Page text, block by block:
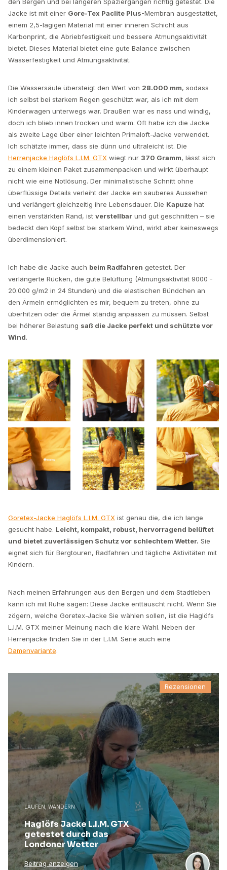
Jacke ist mit einer Gore-Tex Paclite Plus-Membran ausgestattet,
einem 2,5-lagigen Material mit einer inneren Schicht aus
Karbonprint, die Abriebfestigkeit und bessere Atmungsaktivität
bietet. Dieses Material bietet eine gute Balance zwischen
Wasserfestigkeit und Atmungsaktivität.
Die Wassersäule übersteigt den Wert von 28.000 mm, sodass
ich selbst bei starkem Regen geschützt war, als ich mit dem
Kinderwagen unterwegs war. Draußen war es nass und windig,
doch ich blieb innen trocken und warm. Oft habe ich die Jacke
als zweite Lage über einer leichten Primaloft-Jacke verwendet.
Ich schätzte immer, dass sie dünn und ultraleicht ist. Die
Herrenjacke Haglöfs L.I.M. GTX wiegt nur 370 Gramm, lässt sich
zu einem kleinen Paket zusammenpacken und wirkt überhaupt
nicht wie eine Notlösung. Der minimalistische Schnitt ohne
überflüssige Details verleiht der Jacke ein sauberes Aussehen
und verlängert gleichzeitig ihre Lebensdauer. Die Kapuze hat
einen verstärkten Rand, ist verstellbar und gut geschnitten – sie
bedeckt den Kopf selbst bei starkem Wind, wirkt aber keineswegs
überdimensioniert.
Ich habe die Jacke auch beim Radfahren getestet. Der
verlängerte Rücken, die gute Belüftung (Atmungsaktivität 9000 -
20.000 g/m2 in 24 Stunden) und die elastischen Bündchen an
den Ärmeln ermöglichten es mir, bequem zu treten, ohne zu
überhitzen oder die Ärmel ständig anpassen zu müssen. Selbst
bei höherer Belastung saß die Jacke perfekt und schützte vor
Wind.
Goretex-Jacke Haglöfs L.I.M. GTX ist genau die, die ich lange
gesucht habe. Leicht, kompakt, robust, hervorragend belüftet
und bietet zuverlässigen Schutz vor schlechtem Wetter. Sie
eignet sich für Bergtouren, Radfahren und tägliche Aktivitäten mit
Kindern.
Nach meinen Erfahrungen aus den Bergen und dem Stadtleben
kann ich mit Ruhe sagen: Diese Jacke enttäuscht nicht. Wenn Sie
zögern, welche Goretex-Jacke Sie wählen sollen, ist die Haglöfs
L.I.M. GTX meiner Meinung nach die klare Wahl. Neben der
Herrenjacke finden Sie in der L.I.M. Serie auch eine
Damenvariante.
Rezensionen
LAUFEN, WANDERN
Haglöfs Jacke L.I.M. GTX
getestet durch das
Londoner Wetter
Beitrag anzeigen